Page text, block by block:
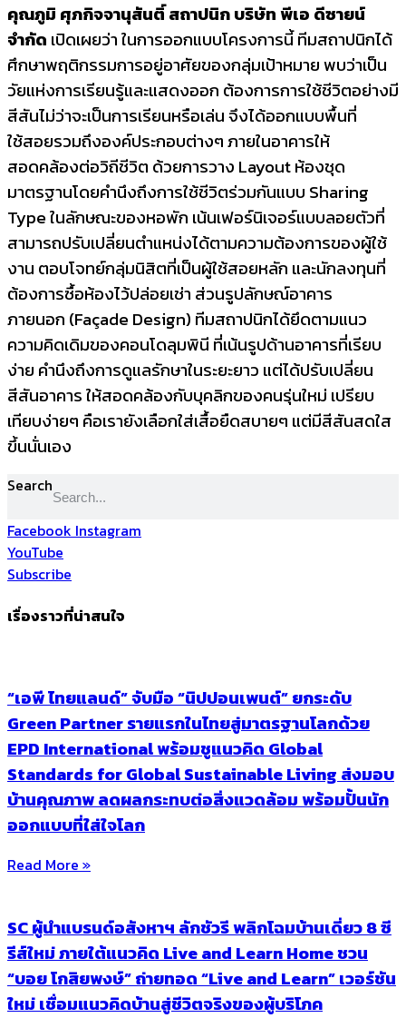
คุณภูมิ ศุภกิจจานุสันติ์ สถาปนิก บริษัท พีเอ ดีซายน์
จำกัด เปิดเผยว่า ในการออกแบบโครงการนี้ ทีมสถาปนิกได้
ศึกษาพฤติกรรมการอยู่อาศัยของกลุ่มเป้าหมาย พบว่าเป็น
วัยแห่งการเรียนรู้และแสดงออก ต้องการการใช้ชีวิตอย่างมี
สีสันไม่ว่าจะเป็นการเรียนหรือเล่น จึงได้ออกแบบพื้นที่
ใช้สอยรวมถึงองค์ประกอบต่างๆ ภายในอาคารให้
สอดคล้องต่อวิถีชีวิต ด้วยการวาง Layout ห้องชุด
มาตรฐานโดยคำนึงถึงการใช้ชีวิตร่วมกันแบบ Sharing
Type ในลักษณะของหอพัก เน้นเฟอร์นิเจอร์แบบลอยตัวที่
สามารถปรับเปลี่ยนตำแหน่งได้ตามความต้องการของผู้ใช้
งาน ตอบโจทย์กลุ่มนิสิตที่เป็นผู้ใช้สอยหลัก และนักลงทุนที่
ต้องการซื้อห้องไว้ปล่อยเช่า ส่วนรูปลักษณ์อาคาร
ภายนอก (Façade Design) ทีมสถาปนิกได้ยึดตามแนว
ความคิดเดิมของคอนโดลุมพินี ที่เน้นรูปด้านอาคารที่เรียบ
ง่าย คำนึงถึงการดูแลรักษาในระยะยาว แต่ได้ปรับเปลี่ยน
สีสันอาคาร ให้สอดคล้องกับบุคลิกของคนรุ่นใหม่ เปรียบ
เทียบง่ายๆ คือเรายังเลือกใส่เสื้อยืดสบายๆ แต่มีสีสันสดใส
ขึ้นนั่นเอง
Search
Facebook Instagram
YouTube
Subscribe
เรื่องราวที่น่าสนใจ
“เอพี ไทยแลนด์” จับมือ “นิปปอนเพนต์” ยกระดับ
Green Partner รายแรกในไทยสู่มาตรฐานโลกด้วย
EPD International พร้อมชูแนวคิด Global
Standards for Global Sustainable Living ส่งมอบ
บ้านคุณภาพ ลดผลกระทบต่อสิ่งแวดล้อม พร้อมปั้นนัก
ออกแบบที่ใส่ใจโลก
Read More »
SC ผู้นำแบรนด์อสังหาฯ ลักชัวรี พลิกโฉมบ้านเดี่ยว 8 ซี
รีส์ใหม่ ภายใต้แนวคิด Live and Learn Home ชวน
“บอย โกสิยพงษ์” ถ่ายทอด “Live and Learn” เวอร์ชัน
ใหม่ เชื่อมแนวคิดบ้านสู่ชีวิตจริงของผู้บริโภค